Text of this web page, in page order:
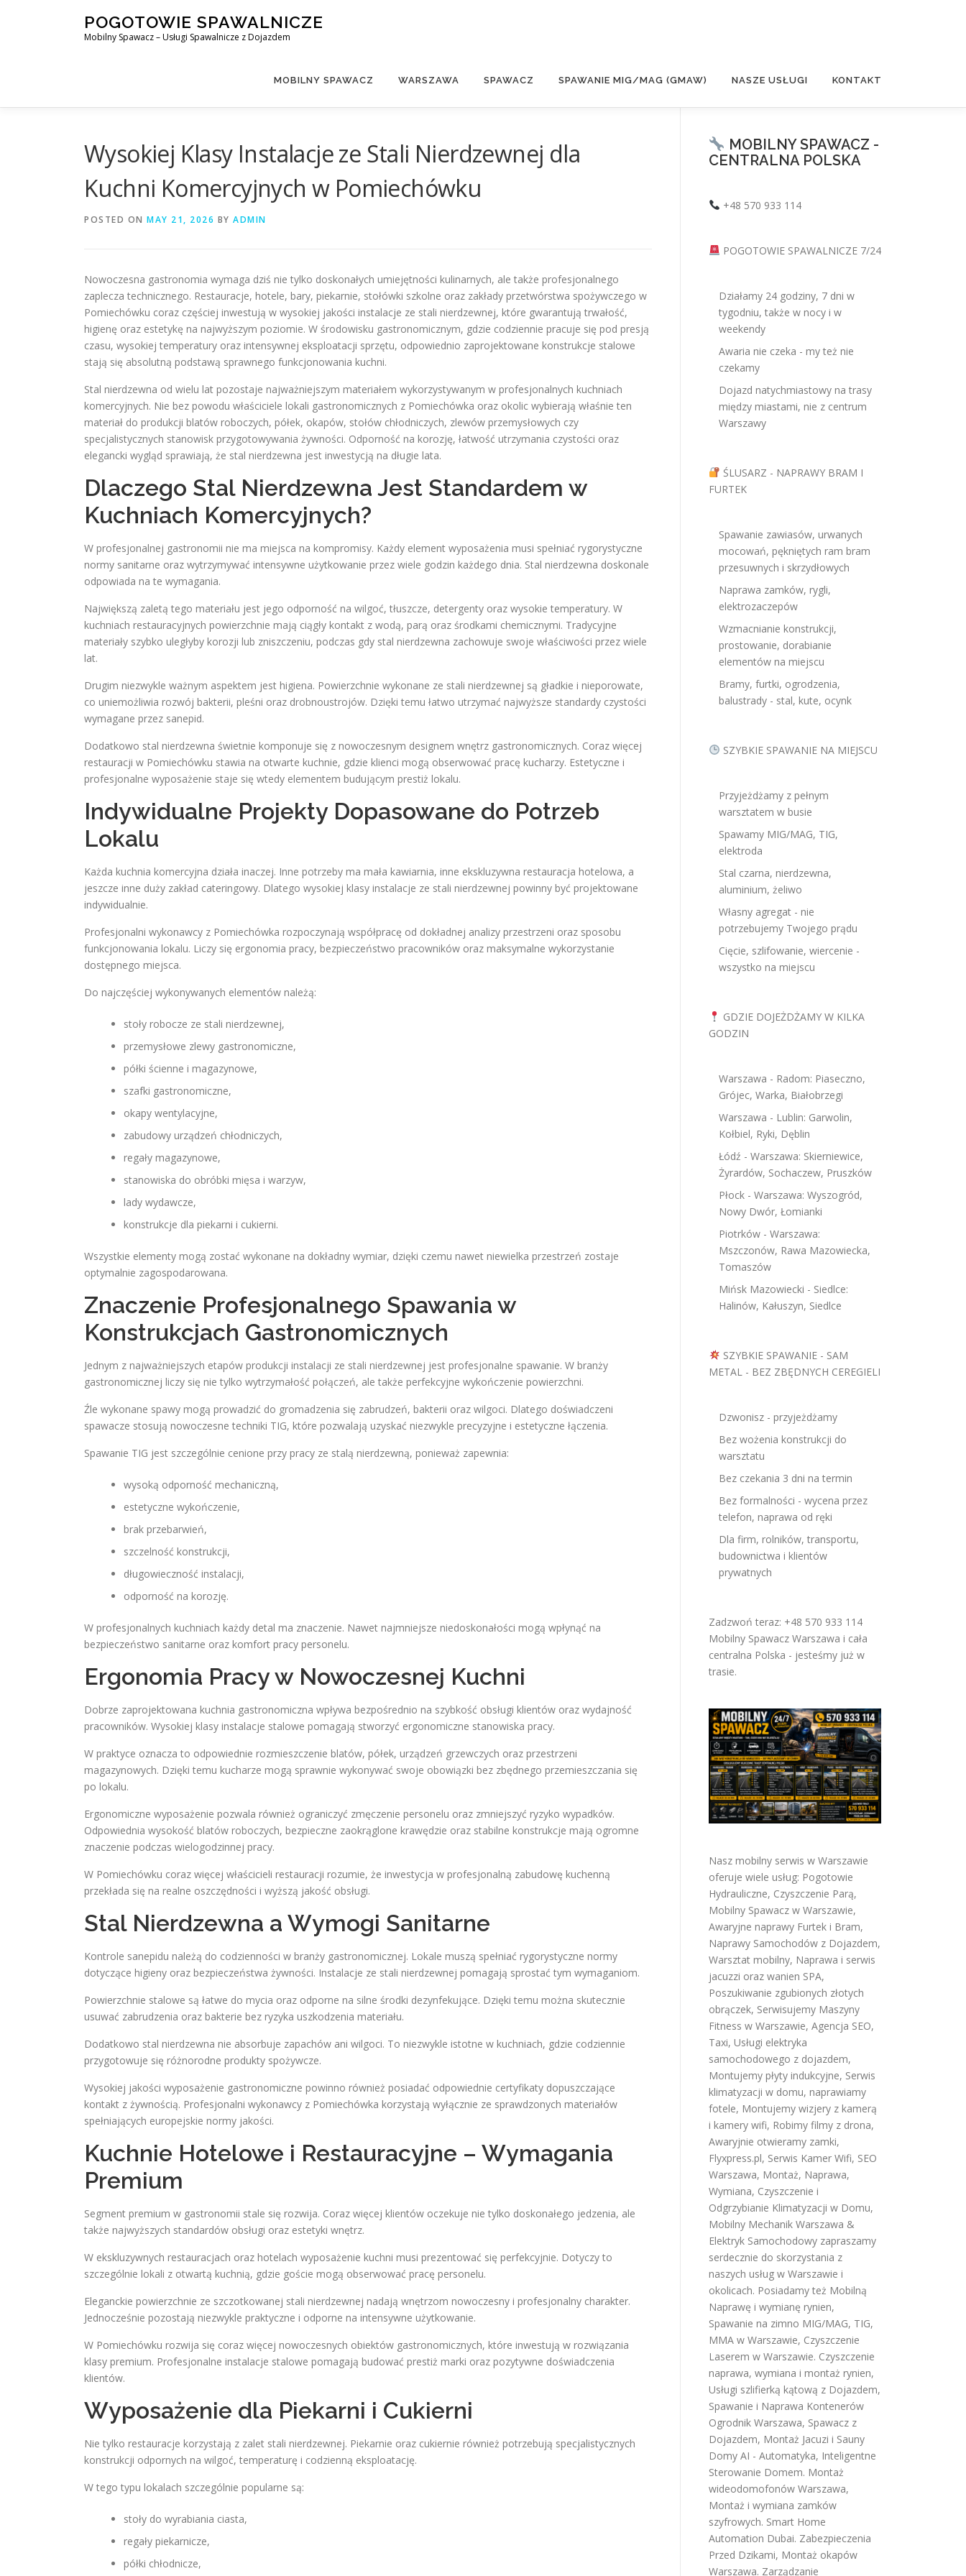
POGOTOWIE SPAWALNICZE
Mobilny Spawacz – Usługi Spawalnicze z Dojazdem
MOBILNY SPAWACZ WARSZAWA SPAWACZ SPAWANIE MIG/MAG (GMAW) NASZE USŁUGI KONTAKT
Wysokiej Klasy Instalacje ze Stali Nierdzewnej dla
Kuchni Komercyjnych w Pomiechówku
POSTED ON MAY 21, 2026 BY ADMIN
Nowoczesna gastronomia wymaga dziś nie tylko doskonałych umiejętności kulinarnych, ale także profesjonalnego
zaplecza technicznego. Restauracje, hotele, bary, piekarnie, stołówki szkolne oraz zakłady przetwórstwa spożywczego w
Pomiechówku coraz częściej inwestują w wysokiej jakości instalacje ze stali nierdzewnej, które gwarantują trwałość,
higienę oraz estetykę na najwyższym poziomie. W środowisku gastronomicznym, gdzie codziennie pracuje się pod presją
czasu, wysokiej temperatury oraz intensywnej eksploatacji sprzętu, odpowiednio zaprojektowane konstrukcje stalowe
stają się absolutną podstawą sprawnego funkcjonowania kuchni.
Stal nierdzewna od wielu lat pozostaje najważniejszym materiałem wykorzystywanym w profesjonalnych kuchniach
komercyjnych. Nie bez powodu właściciele lokali gastronomicznych z Pomiechówka oraz okolic wybierają właśnie ten
materiał do produkcji blatów roboczych, półek, okapów, stołów chłodniczych, zlewów przemysłowych czy
specjalistycznych stanowisk przygotowywania żywności. Odporność na korozję, łatwość utrzymania czystości oraz
elegancki wygląd sprawiają, że stal nierdzewna jest inwestycją na długie lata.
Dlaczego Stal Nierdzewna Jest Standardem w
Kuchniach Komercyjnych?
W profesjonalnej gastronomii nie ma miejsca na kompromisy. Każdy element wyposażenia musi spełniać rygorystyczne
normy sanitarne oraz wytrzymywać intensywne użytkowanie przez wiele godzin każdego dnia. Stal nierdzewna doskonale
odpowiada na te wymagania.
Największą zaletą tego materiału jest jego odporność na wilgoć, tłuszcze, detergenty oraz wysokie temperatury. W
kuchniach restauracyjnych powierzchnie mają ciągły kontakt z wodą, parą oraz środkami chemicznymi. Tradycyjne
materiały szybko uległyby korozji lub zniszczeniu, podczas gdy stal nierdzewna zachowuje swoje właściwości przez wiele
lat.
Drugim niezwykle ważnym aspektem jest higiena. Powierzchnie wykonane ze stali nierdzewnej są gładkie i nieporowate,
co uniemożliwia rozwój bakterii, pleśni oraz drobnoustrojów. Dzięki temu łatwo utrzymać najwyższe standardy czystości
wymagane przez sanepid.
Dodatkowo stal nierdzewna świetnie komponuje się z nowoczesnym designem wnętrz gastronomicznych. Coraz więcej
restauracji w Pomiechówku stawia na otwarte kuchnie, gdzie klienci mogą obserwować pracę kucharzy. Estetyczne i
profesjonalne wyposażenie staje się wtedy elementem budującym prestiż lokalu.
Indywidualne Projekty Dopasowane do Potrzeb
Lokalu
Każda kuchnia komercyjna działa inaczej. Inne potrzeby ma mała kawiarnia, inne ekskluzywna restauracja hotelowa, a
jeszcze inne duży zakład cateringowy. Dlatego wysokiej klasy instalacje ze stali nierdzewnej powinny być projektowane
indywidualnie.
Profesjonalni wykonawcy z Pomiechówka rozpoczynają współpracę od dokładnej analizy przestrzeni oraz sposobu
funkcjonowania lokalu. Liczy się ergonomia pracy, bezpieczeństwo pracowników oraz maksymalne wykorzystanie
dostępnego miejsca.
Do najczęściej wykonywanych elementów należą:
stoły robocze ze stali nierdzewnej,
przemysłowe zlewy gastronomiczne,
półki ścienne i magazynowe,
szafki gastronomiczne,
okapy wentylacyjne,
zabudowy urządzeń chłodniczych,
regały magazynowe,
stanowiska do obróbki mięsa i warzyw,
lady wydawcze,
konstrukcje dla piekarni i cukierni.
Wszystkie elementy mogą zostać wykonane na dokładny wymiar, dzięki czemu nawet niewielka przestrzeń zostaje
optymalnie zagospodarowana.
Znaczenie Profesjonalnego Spawania w
Konstrukcjach Gastronomicznych
Jednym z najważniejszych etapów produkcji instalacji ze stali nierdzewnej jest profesjonalne spawanie. W branży
gastronomicznej liczy się nie tylko wytrzymałość połączeń, ale także perfekcyjne wykończenie powierzchni.
Źle wykonane spawy mogą prowadzić do gromadzenia się zabrudzeń, bakterii oraz wilgoci. Dlatego doświadczeni
spawacze stosują nowoczesne techniki TIG, które pozwalają uzyskać niezwykle precyzyjne i estetyczne łączenia.
Spawanie TIG jest szczególnie cenione przy pracy ze stalą nierdzewną, ponieważ zapewnia:
wysoką odporność mechaniczną,
estetyczne wykończenie,
brak przebarwień,
szczelność konstrukcji,
długowieczność instalacji,
odporność na korozję.
W profesjonalnych kuchniach każdy detal ma znaczenie. Nawet najmniejsze niedoskonałości mogą wpłynąć na
bezpieczeństwo sanitarne oraz komfort pracy personelu.
Ergonomia Pracy w Nowoczesnej Kuchni
Dobrze zaprojektowana kuchnia gastronomiczna wpływa bezpośrednio na szybkość obsługi klientów oraz wydajność
pracowników. Wysokiej klasy instalacje stalowe pomagają stworzyć ergonomiczne stanowiska pracy.
W praktyce oznacza to odpowiednie rozmieszczenie blatów, półek, urządzeń grzewczych oraz przestrzeni
magazynowych. Dzięki temu kucharze mogą sprawnie wykonywać swoje obowiązki bez zbędnego przemieszczania się
po lokalu.
Ergonomiczne wyposażenie pozwala również ograniczyć zmęczenie personelu oraz zmniejszyć ryzyko wypadków.
Odpowiednia wysokość blatów roboczych, bezpieczne zaokrąglone krawędzie oraz stabilne konstrukcje mają ogromne
znaczenie podczas wielogodzinnej pracy.
W Pomiechówku coraz więcej właścicieli restauracji rozumie, że inwestycja w profesjonalną zabudowę kuchenną
przekłada się na realne oszczędności i wyższą jakość obsługi.
Stal Nierdzewna a Wymogi Sanitarne
Kontrole sanepidu należą do codzienności w branży gastronomicznej. Lokale muszą spełniać rygorystyczne normy
dotyczące higieny oraz bezpieczeństwa żywności. Instalacje ze stali nierdzewnej pomagają sprostać tym wymaganiom.
Powierzchnie stalowe są łatwe do mycia oraz odporne na silne środki dezynfekujące. Dzięki temu można skutecznie
usuwać zabrudzenia oraz bakterie bez ryzyka uszkodzenia materiału.
Dodatkowo stal nierdzewna nie absorbuje zapachów ani wilgoci. To niezwykle istotne w kuchniach, gdzie codziennie
przygotowuje się różnorodne produkty spożywcze.
Wysokiej jakości wyposażenie gastronomiczne powinno również posiadać odpowiednie certyfikaty dopuszczające
kontakt z żywnością. Profesjonalni wykonawcy z Pomiechówka korzystają wyłącznie ze sprawdzonych materiałów
spełniających europejskie normy jakości.
Kuchnie Hotelowe i Restauracyjne – Wymagania
Premium
Segment premium w gastronomii stale się rozwija. Coraz więcej klientów oczekuje nie tylko doskonałego jedzenia, ale
także najwyższych standardów obsługi oraz estetyki wnętrz.
W ekskluzywnych restauracjach oraz hotelach wyposażenie kuchni musi prezentować się perfekcyjnie. Dotyczy to
szczególnie lokali z otwartą kuchnią, gdzie goście mogą obserwować pracę personelu.
Eleganckie powierzchnie ze szczotkowanej stali nierdzewnej nadają wnętrzom nowoczesny i profesjonalny charakter.
Jednocześnie pozostają niezwykle praktyczne i odporne na intensywne użytkowanie.
W Pomiechówku rozwija się coraz więcej nowoczesnych obiektów gastronomicznych, które inwestują w rozwiązania
klasy premium. Profesjonalne instalacje stalowe pomagają budować prestiż marki oraz pozytywne doświadczenia
klientów.
Wyposażenie dla Piekarni i Cukierni
Nie tylko restauracje korzystają z zalet stali nierdzewnej. Piekarnie oraz cukiernie również potrzebują specjalistycznych
konstrukcji odpornych na wilgoć, temperaturę i codzienną eksploatację.
W tego typu lokalach szczególnie popularne są:
stoły do wyrabiania ciasta,
regały piekarnicze,
półki chłodnicze,
MOBILNY SPAWACZ -
CENTRALNA POLSKA
+48 570 933 114
POGOTOWIE SPAWALNICZE 7/24
Działamy 24 godziny, 7 dni w
tygodniu, także w nocy i w
weekendy
Awaria nie czeka - my też nie
czekamy
Dojazd natychmiastowy na trasy
między miastami, nie z centrum
Warszawy
ŚLUSARZ - NAPRAWY BRAM I
FURTEK
Spawanie zawiasów, urwanych
mocowań, pękniętych ram bram
przesuwnych i skrzydłowych
Naprawa zamków, rygli,
elektrozaczepów
Wzmacnianie konstrukcji,
prostowanie, dorabianie
elementów na miejscu
Bramy, furtki, ogrodzenia,
balustrady - stal, kute, ocynk
SZYBKIE SPAWANIE NA MIEJSCU
Przyjeżdżamy z pełnym
warsztatem w busie
Spawamy MIG/MAG, TIG,
elektroda
Stal czarna, nierdzewna,
aluminium, żeliwo
Własny agregat - nie
potrzebujemy Twojego prądu
Cięcie, szlifowanie, wiercenie -
wszystko na miejscu
GDZIE DOJEŻDŻAMY W KILKA
GODZIN
Warszawa - Radom: Piaseczno,
Grójec, Warka, Białobrzegi
Warszawa - Lublin: Garwolin,
Kołbiel, Ryki, Dęblin
Łódź - Warszawa: Skierniewice,
Żyrardów, Sochaczew, Pruszków
Płock - Warszawa: Wyszogród,
Nowy Dwór, Łomianki
Piotrków - Warszawa:
Mszczonów, Rawa Mazowiecka,
Tomaszów
Mińsk Mazowiecki - Siedlce:
Halinów, Kałuszyn, Siedlce
SZYBKIE SPAWANIE - SAM
METAL - BEZ ZBĘDNYCH CEREGIELI
Dzwonisz - przyjeżdżamy
Bez wożenia konstrukcji do
warsztatu
Bez czekania 3 dni na termin
Bez formalności - wycena przez
telefon, naprawa od ręki
Dla firm, rolników, transportu,
budownictwa i klientów
prywatnych
Zadzwoń teraz: +48 570 933 114
Mobilny Spawacz Warszawa i cała
centralna Polska - jesteśmy już w
trasie.
Nasz mobilny serwis w Warszawie
oferuje wiele usług: Pogotowie
Hydrauliczne, Czyszczenie Parą,
Mobilny Spawacz w Warszawie,
Awaryjne naprawy Furtek i Bram,
Naprawy Samochodów z Dojazdem,
Warsztat mobilny, Naprawa i serwis
jacuzzi oraz wanien SPA,
Poszukiwanie zgubionych złotych
obrączek, Serwisujemy Maszyny
Fitness w Warszawie, Agencja SEO,
Taxi, Usługi elektryka
samochodowego z dojazdem,
Montujemy płyty indukcyjne, Serwis
klimatyzacji w domu, naprawiamy
fotele, Montujemy wizjery z kamerą
i kamery wifi, Robimy filmy z drona,
Awaryjnie otwieramy zamki,
Flyxpress.pl, Serwis Kamer Wifi, SEO
Warszawa, Montaż, Naprawa,
Wymiana, Czyszczenie i
Odgrzybianie Klimatyzacji w Domu,
Mobilny Mechanik Warszawa &
Elektryk Samochodowy zapraszamy
serdecznie do skorzystania z
naszych usług w Warszawie i
okolicach. Posiadamy też Mobilną
Naprawę i wymianę rynien,
Spawanie na zimno MIG/MAG, TIG,
MMA w Warszawie, Czyszczenie
Laserem w Warszawie. Czyszczenie
naprawa, wymiana i montaż rynien,
Usługi szlifierką kątową z Dojazdem,
Spawanie i Naprawa Kontenerów
Ogrodnik Warszawa, Spawacz z
Dojazdem, Montaż Jacuzi i Sauny
Domy AI - Automatyka, Inteligentne
Sterowanie Domem. Montaż
wideodomofonów Warszawa,
Montaż i wymiana zamków
szyfrowych. Smart Home
Automation Dubai. Zabezpieczenia
Przed Dzikami, Montaż okapów
Warszawa. Zarządzanie